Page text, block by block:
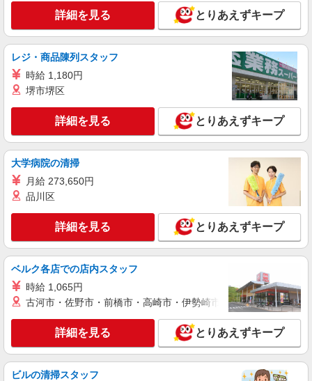
詳細を見る とりあえずキープ
レジ・商品陳列スタッフ
時給 1,180円
堺市堺区
詳細を見る とりあえずキープ
大学病院の清掃
月給 273,650円
品川区
詳細を見る とりあえずキープ
ベルク各店での店内スタッフ
時給 1,065円
古河市・佐野市・前橋市・高崎市・伊勢崎市・太田市・館林市
詳細を見る とりあえずキープ
ビルの清掃スタッフ